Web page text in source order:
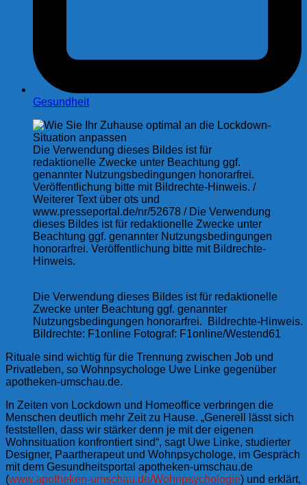
Gesundheit
Die Verwendung dieses Bildes ist für
redaktionelle Zwecke unter Beachtung ggf.
genannter Nutzungsbedingungen honorarfrei.
Veröffentlichung bitte mit Bildrechte-Hinweis. /
Weiterer Text über ots und
www.presseportal.de/nr/52678 / Die Verwendung
dieses Bildes ist für redaktionelle Zwecke unter
Beachtung ggf. genannter Nutzungsbedingungen
honorarfrei. Veröffentlichung bitte mit Bildrechte-
Hinweis.
Die Verwendung dieses Bildes ist für redaktionelle
Zwecke unter Beachtung ggf. genannter
Nutzungsbedingungen honorarfrei. Bildrechte-Hinweis.
Bildrechte: F1online Fotograf: F1online/Westend61
Rituale sind wichtig für die Trennung zwischen Job und
Privatleben, so Wohnpsychologe Uwe Linke gegenüber
apotheken-umschau.de.
In Zeiten von Lockdown und Homeoffice verbringen die
Menschen deutlich mehr Zeit zu Hause. „Generell lässt sich
feststellen, dass wir stärker denn je mit der eigenen
Wohnsituation konfrontiert sind“, sagt Uwe Linke, studierter
Designer, Paartherapeut und Wohnpsychologe, im Gespräch
mit dem Gesundheitsportal apotheken-umschau.de
(www.apotheken-umschau.de/Wohnpsychologie) und erklärt,